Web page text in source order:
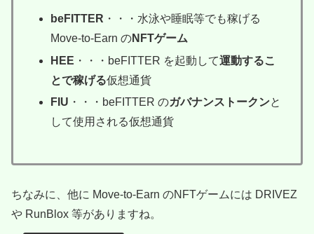
beFITTER ・・・水泳や睡眠等でも稼げる
Move-to-Earn のNFTゲーム
HEE ・・・beFITTER を起動して運動するこ
とで稼げる仮想通貨
FIU ・・・beFITTER のガバナンストークンと
して使用される仮想通貨
ちなみに、他に Move-to-Earn のNFTゲームには DRIVEZ
や RunBlox 等がありますね。